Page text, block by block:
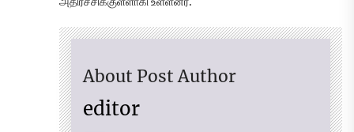
About Post Author
editor